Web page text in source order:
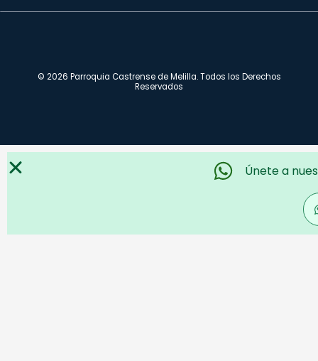
© 2026 Parroquia Castrense de Melilla. Todos los Derechos
Reservados
Únete a